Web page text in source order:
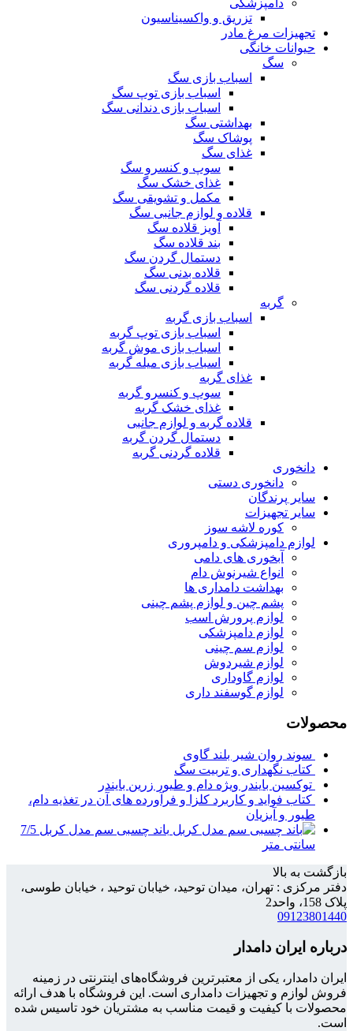
دامپزشکی
تزریق و واکسیناسیون
تجهیزات مرغ مادر
حیوانات خانگی
سگ
اسباب بازی سگ
اسباب بازی توپ سگ
اسباب بازی دندانی سگ
بهداشتی سگ
پوشاک سگ
غذای سگ
سوپ و کنسرو سگ
غذای خشک سگ
مکمل و تشویقی سگ
قلاده و لوازم جانبی سگ
آویز قلاده سگ
بند قلاده سگ
دستمال گردن سگ
قلاده بدنی سگ
قلاده گردنی سگ
گربه
اسباب بازی گربه
اسباب بازی توپ گربه
اسباب بازی موش گربه
اسباب بازی میله گربه
غذای گربه
سوپ و کنسرو گربه
غذای خشک گربه
قلاده گربه و لوازم جانبی
دستمال گردن گربه
قلاده گردنی گربه
دانخوری
دانخوری دستی
سایر پرندگان
سایر تجهیزات
کوره لاشه سوز
لوازم دامپزشکی و دامپروری
آبخوری های دامی
انواع شیرنوش دام
بهداشت دامداری ها
پشم چین و لوازم پشم چینی
لوازم پرورش اسب
لوازم دامپزشکی
لوازم سم چینی
لوازم شیردوش
لوازم گاوداری
لوازم گوسفند داری
محصولات
سوند روان شیر بلند گاوی
کتاب نگهداری و تربیت سگ
توکسین بایندر ویژه دام و طیور زرین بایندر
کتاب فواید و کاربرد کلزا و فرآورده های آن در تغذیه دام،
طیور و آبزیان
باند چسبی سم مدل کربل 7/5
سانتی متر
بازگشت به بالا
دفتر مرکزی : تهران، میدان توحید، خیابان توحید ، خیابان طوسی،
پلاک 158، واحد2
09123801440
درباره ایران دامدار
ایران دامدار، یکی از معتبرترین فروشگاه‌های اینترنتی در زمینه
فروش لوازم و تجهیزات دامداری است. این فروشگاه با هدف ارائه
محصولات با کیفیت و قیمت مناسب به مشتریان خود تاسیس شده
است.